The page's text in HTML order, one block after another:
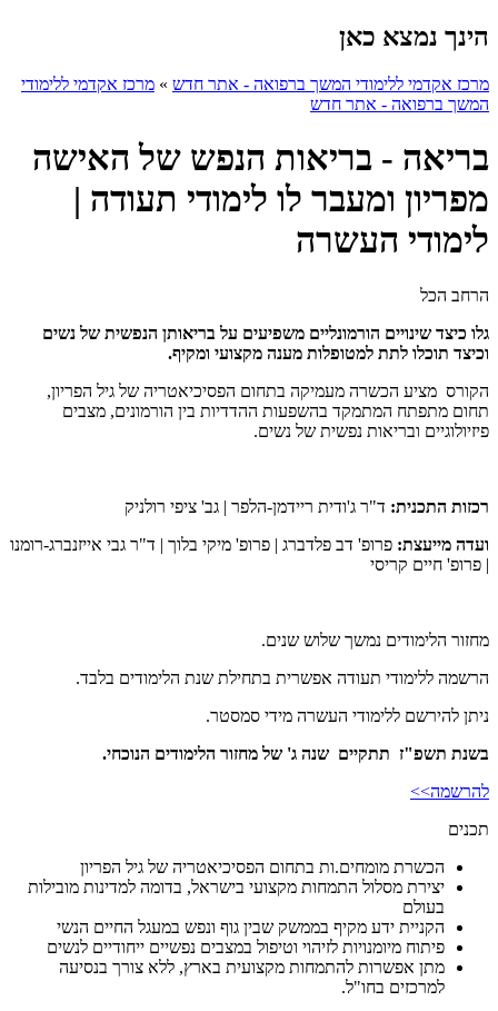
הינך נמצא כאן
מרכז אקדמי ללימודי המשך ברפואה - אתר חדש » מרכז אקדמי ללימודי
המשך ברפואה - אתר חדש
בריאה - בריאות הנפש של האישה
מפריון ומעבר לו לימודי תעודה |
לימודי העשרה
הרחב הכל
גלו כיצד שינויים הורמונליים משפיעים על בריאותן הנפשית של נשים
וכיצד תוכלו לתת למטופלות מענה מקצועי ומקיף.
הקורס מציע הכשרה מעמיקה בתחום הפסיכיאטריה של גיל הפריון,
תחום מתפתח המתמקד בהשפעות ההדדיות בין הורמונים, מצבים
פיזיולוגיים ובריאות נפשית של נשים.
רכזות התכנית: ד"ר ג'ודית ריידמן-הלפר | גב' ציפי רולניק
ועדה מייעצת: פרופ' דב פלדברג | פרופ' מיקי בלוך | ד"ר גבי אייזנברג-רומנו
| פרופ' חיים קריסי
מחזור הלימודים נמשך שלוש שנים.
הרשמה ללימודי תעודה אפשרית בתחילת שנת הלימודים בלבד.
ניתן להירשם ללימודי העשרה מידי סמסטר.
בשנת תשפ"ז תתקיים שנה ג' של מחזור הלימודים הנוכחי.
להרשמה>>
תכנים
הכשרת מומחים.ות בתחום הפסיכיאטריה של גיל הפריון
יצירת מסלול התמחות מקצועי בישראל, בדומה למדינות מובילות
בעולם
הקניית ידע מקיף בממשק שבין גוף ונפש במעגל החיים הנשי
פיתוח מיומנויות לזיהוי וטיפול במצבים נפשיים ייחודיים לנשים
מתן אפשרות להתמחות מקצועית בארץ, ללא צורך בנסיעה
למרכזים בחו"ל.